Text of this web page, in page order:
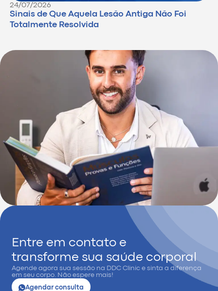
24/07/2026
Sinais de Que Aquela Lesão Antiga Não Foi
Totalmente Resolvida
Entre em contato e
transforme sua saúde corporal
Agende agora sua sessão na DDC Clinic e sinta a diferença
em seu corpo. Não espere mais!
Agendar consulta